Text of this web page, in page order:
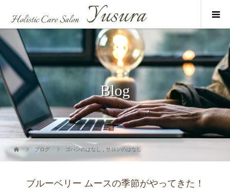
Blog
ブログ ゴハンのはなし ,サロンのはなし
ブルーベリー ムースの季節がやってきた！